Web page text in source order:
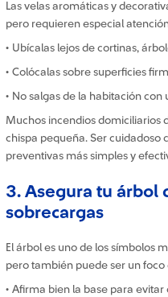
Las velas aromáticas y
pero requieren especial
• Ubícalas lejos de cortinas,
• Colócalas sobre superficies
• No salgas de la habitación
Muchos incendios domiciliarios
chispa pequeña. Ser cuidadoso
preventivas más simples y
3. Asegura tu árbol
sobrecargas
El árbol es uno de los símbolos
pero también puede ser un foco
• Afirma bien la base para evitar